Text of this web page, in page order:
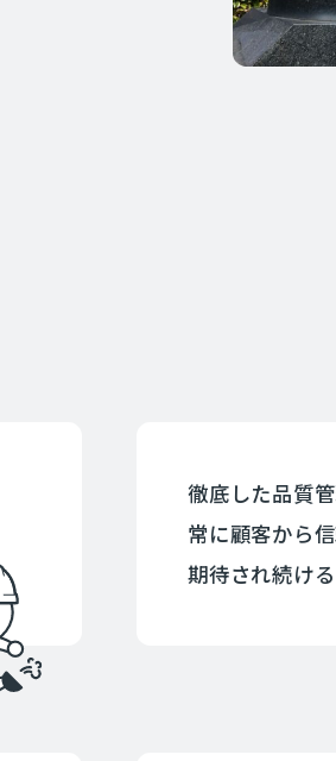
徹底した品質管
常に顧客から信
期待され続け